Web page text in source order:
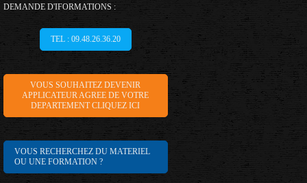
DEMANDE D'IFORMATIONS :
TEL : 09.48.26.36.20
VOUS SOUHAITEZ DEVENIR
APPLICATEUR AGREE DE VOTRE
DEPARTEMENT CLIQUEZ ICI
VOUS RECHERCHEZ DU MATERIEL
OU UNE FORMATION ?